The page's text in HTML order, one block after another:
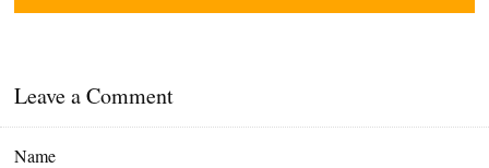
Leave a Comment
Name